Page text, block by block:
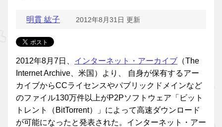
明貫 紘子 2012年8月31日 更新
2012年8月7日、 インターネット・アーカイブ （The
Internet Archive、米国）より、 自身が保有するアー
カイブからCCライセンスやパブリックドメインなど
のファイル130万件以上がP2Pソフトウェア「ビット
トレント（BitTorrent）」によって高速ダウンロード
が可能になったと発表された。インターネット・アー